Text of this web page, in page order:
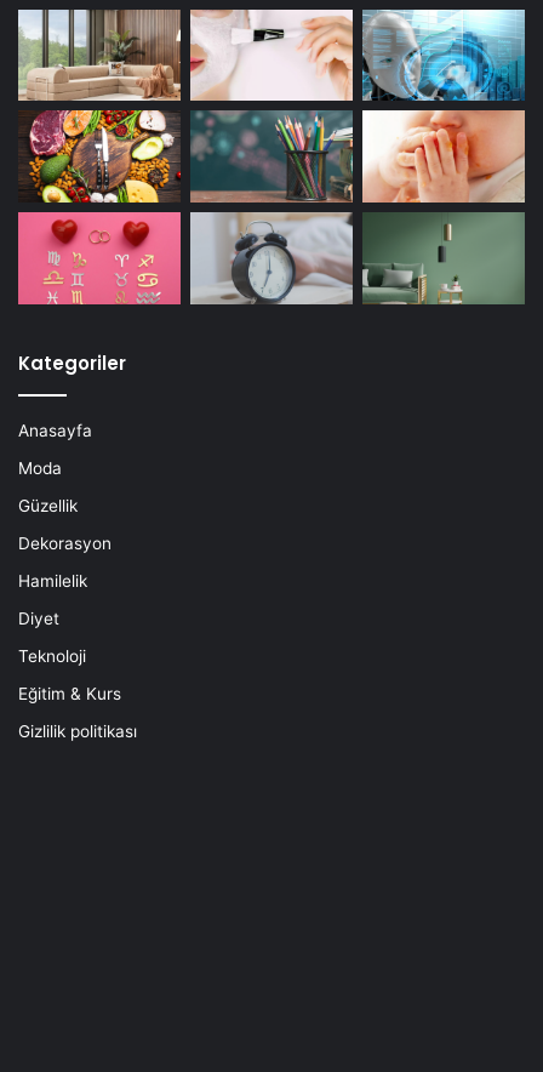
Kategoriler
Anasayfa
Moda
Güzellik
Dekorasyon
Hamilelik
Diyet
Teknoloji
Eğitim & Kurs
Gizlilik politikası